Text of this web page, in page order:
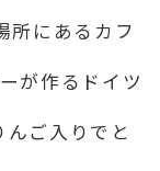
所にあるカフ
が作るドイツ
ご入りでと